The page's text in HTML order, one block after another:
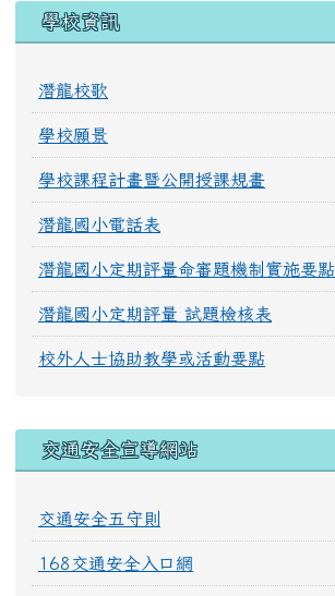
學校資訊
潛龍校歌
學校願景
學校課程計畫暨公開授課規畫
潛龍國小電話表
潛龍國小定期評量命審題機制實施要點
潛龍國小定期評量 試題檢核表
校外人士協助教學或活動要點
交通安全宣導網站
交通安全五守則
168交通安全入口網